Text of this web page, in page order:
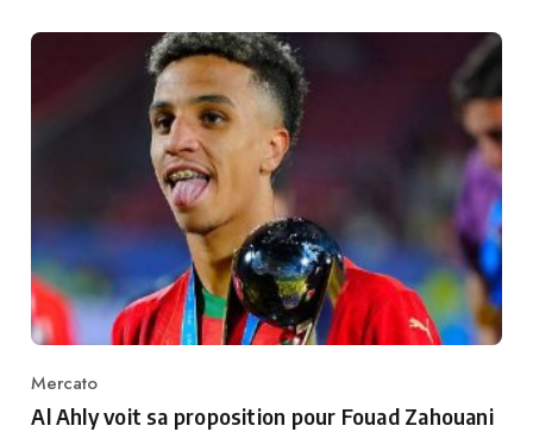
Category
Mercato
Al Ahly voit sa proposition pour Fouad Zahouani